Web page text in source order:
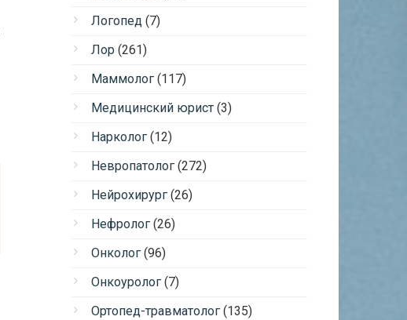
Логопед (7)
Лор (261)
Маммолог (117)
Медицинский юрист (3)
Нарколог (12)
Невропатолог (272)
Нейрохирург (26)
Нефролог (26)
Онколог (96)
Онкоуролог (7)
Ортопед-травматолог (135)